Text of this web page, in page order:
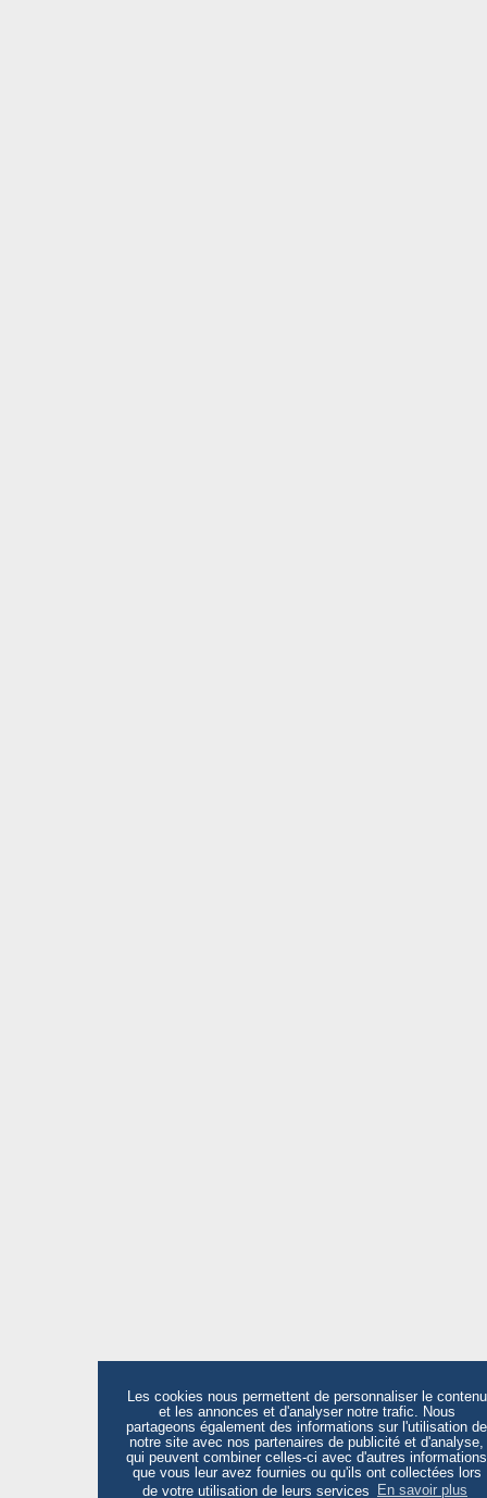
Les cookies nous permettent de personnaliser le contenu
et les annonces et d'analyser notre trafic. Nous
partageons également des informations sur l'utilisation de
notre site avec nos partenaires de publicité et d'analyse,
qui peuvent combiner celles-ci avec d'autres informations
que vous leur avez fournies ou qu'ils ont collectées lors
de votre utilisation de leurs services
En savoir plus